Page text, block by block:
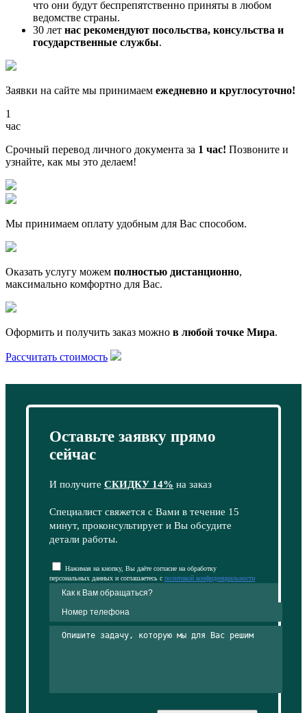
что они будут беспрепятственно приняты в любом
ведомстве страны.
30 лет нас рекомендуют посольства, консульства и
государственные службы.
Заявки на сайте мы принимаем ежедневно и круглосуточно!
1
час
Срочный перевод личного документа за 1 час! Позвоните и
узнайте, как мы это делаем!
Мы принимаем оплату удобным для Вас способом.
Оказать услугу можем полностью дистанционно,
максимально комфортно для Вас.
Оформить и получить заказ можно в любой точке Мира.
Рассчитать стоимость
Оставьте заявку прямо
сейчас
И получите СКИДКУ 14% на заказ
Специалист свяжется с Вами в течение 15
минут, проконсультирует и Вы обсудите
детали работы.
Нажимая на кнопку, Вы даёте согласие на обработку
персональных данных и соглашаетесь с политикой конфиденциальности